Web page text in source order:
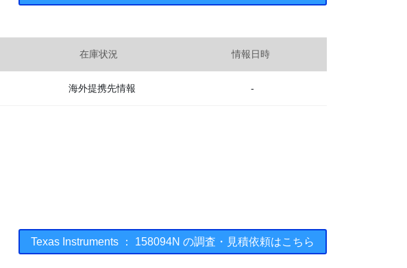
在庫状況 情報日時
海外提携先情報 -
Texas Instruments ： 158094N の調査・見積依頼はこちら